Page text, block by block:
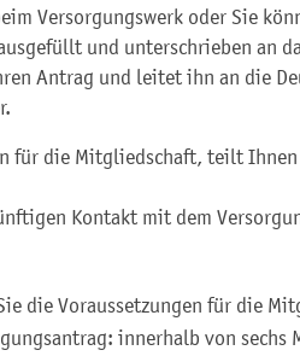
Versorgungswerk oder Sie
und unterschrieben an
Antrag und leitet ihn an die
für die Mitgliedschaft, teilt Ihnen
Kontakt mit dem
die Voraussetzungen für die
innerhalb von sechs